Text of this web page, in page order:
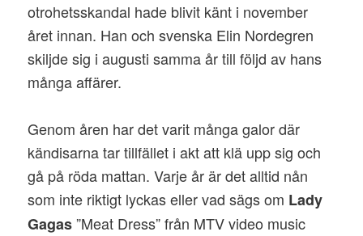
otrohetsskandal hade blivit känt i november
året innan. Han och svenska Elin Nordegren
skiljde sig i augusti samma år till följd av hans
många affärer.
Genom åren har det varit många galor där
kändisarna tar tillfället i akt att klä upp sig och
gå på röda mattan. Varje år är det alltid nån
som inte riktigt lyckas eller vad sägs om Lady
Gagas”Meat Dress” från MTV video music